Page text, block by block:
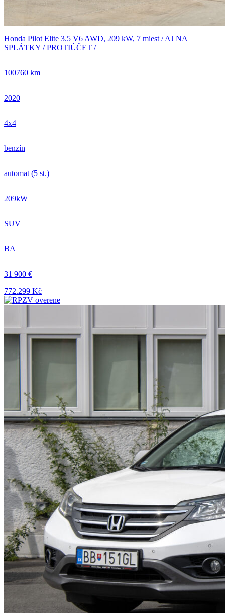
Honda Pilot Elite 3.5 V6 AWD, 209 kW, 7 miest / AJ NA
SPLÁTKY / PROTIÚČET /
100760 km
2020
4x4
benzín
automat (5 st.)
209kW
SUV
BA
31 900 €
772.299 Kč